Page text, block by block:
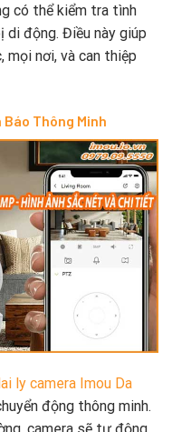
có thể kiểm tra tình
di động. Điều này giúp
nơi, và can thiệp
Báo Thông Minh
ly camera Imou Da
động thông minh.
camera sẽ tự động